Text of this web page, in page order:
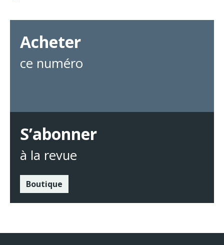
Acheter
ce numéro
S’abonner
à la revue
Boutique